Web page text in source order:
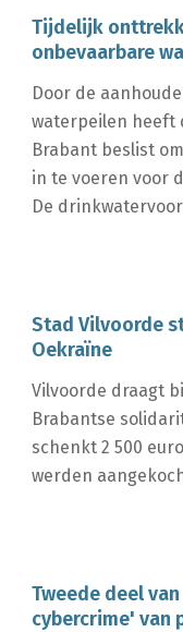
Tijdelijk
onbevaarbare
Door de
waterpeilen heeft
Brabant beslist
in te voeren voor
De
Stad Vilvoorde
Oekraïne
Vilvoorde draagt
Brabantse
schenkt 2 500
werden
Tweede deel
cybercrime' van